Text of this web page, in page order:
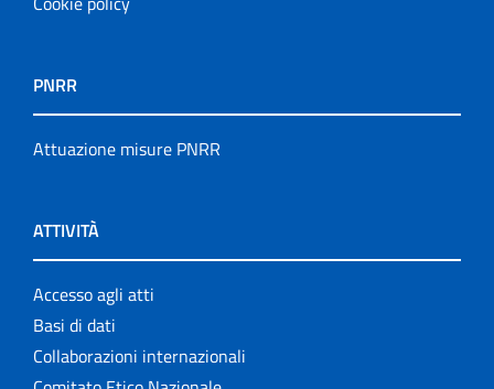
PNRR
Attuazione misure PNRR
ATTIVITÀ
Accesso agli atti
Basi di dati
Collaborazioni internazionali